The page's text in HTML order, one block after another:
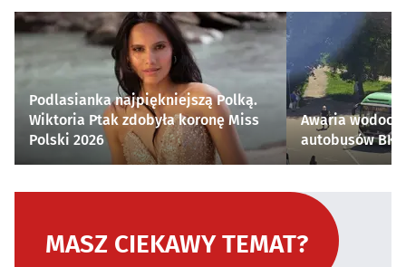
Podlasianka najpiękniejszą Polką.
Wiktoria Ptak zdobyła koronę Miss
Polski 2026
Awaria
autobusów
MASZ CIEKAWY TEMAT?